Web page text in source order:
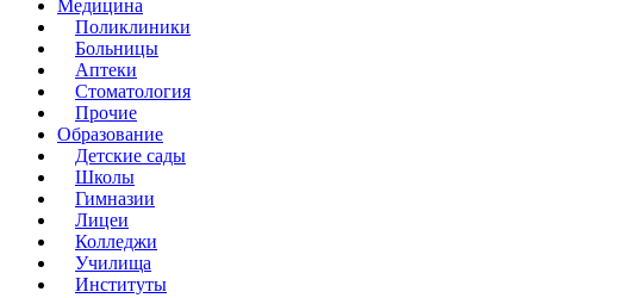
Медицина
Поликлиники
Больницы
Аптеки
Стоматология
Прочие
Образование
Детские сады
Школы
Гимназии
Лицеи
Колледжи
Училища
Институты